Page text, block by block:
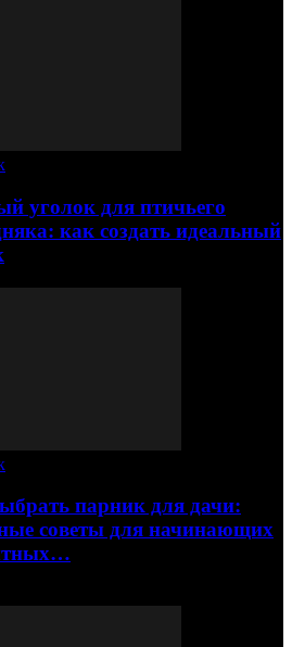
уголок для птичьего
как создать идеальный
парник для дачи:
советы для начинающих